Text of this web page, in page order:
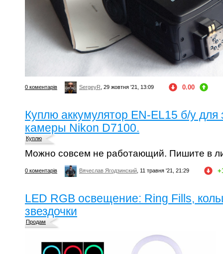
0 коментарів SergeyR , 29 жовтня '21, 13:09 0.00
Куплю аккумулятор EN-EL15 б/у для
камеры Nikon D7100.
Куплю
Можно совсем не работающий. Пишите в
0 коментарів Вячеслав Ягодзинский , 11 травня '21, 21:29
LED RGB освещение: Ring Fills,
звездочки
Продам